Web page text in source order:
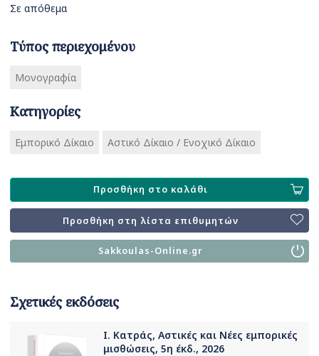
Σε απόθεμα
Τύπος περιεχομένου
Μονογραφία
Κατηγορίες
Εμπορικό Δίκαιο Αστικό Δίκαιο / Ενοχικό Δίκαιο
Προσθήκη στο καλάθι
Προσθήκη στη λίστα επιθυμητών
Sakkoulas-Online.gr
Σχετικές εκδόσεις
Ι. Κατράς, Αστικές και Νέες εμπορικές
μισθώσεις, 5η έκδ., 2026